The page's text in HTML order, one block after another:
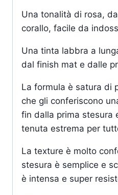
Una tonalità di rosa,
corallo, facile da
Una tinta labbra a
dal finish mat e dalle
La formula è satura di
che gli conferiscono
fin dalla prima stesura
tenuta estrema per
La texture è molto
stesura è semplice e
è intensa e super